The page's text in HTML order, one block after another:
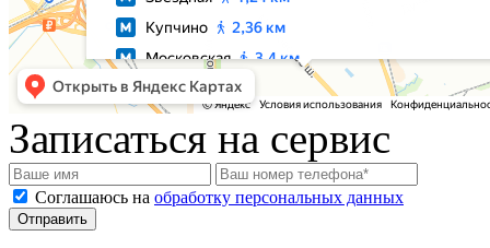
Записаться на сервис
Соглашаюсь на обработку персональных данных